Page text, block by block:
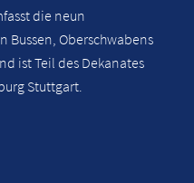
die neun
Bussen, Oberschwabens
ist Teil des Dekanates
Stuttgart.